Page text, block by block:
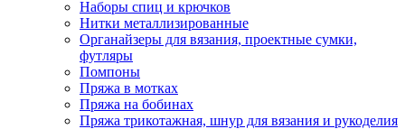
Наборы спиц и крючков
Нитки металлизированные
Органайзеры для вязания, проектные сумки,
футляры
Помпоны
Пряжа в мотках
Пряжа на бобинах
Пряжа трикотажная, шнур для вязания и рукоделия